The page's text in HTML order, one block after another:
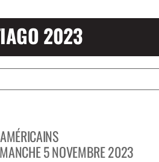
2023
5 NOVEMBRE 2023